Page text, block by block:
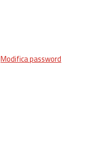
Modifica password